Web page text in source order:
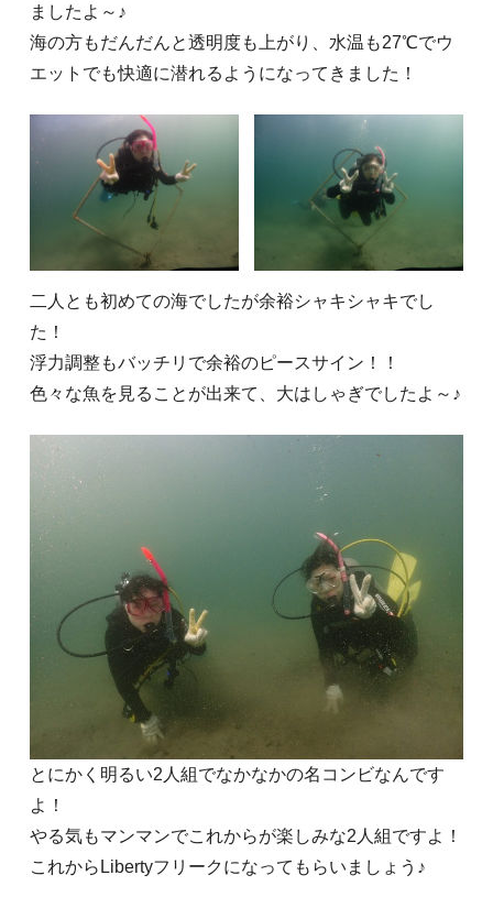
ましたよ～♪
海の方もだんだんと透明度も上がり、水温も27℃でウ
エットでも快適に潜れるようになってきました！
二人とも初めての海でしたが余裕シャキシャキでし
た！
浮力調整もバッチリで余裕のピースサイン！！
色々な魚を見ることが出来て、大はしゃぎでしたよ～♪
とにかく明るい2人組でなかなかの名コンビなんです
よ！
やる気もマンマンでこれからが楽しみな2人組ですよ！
これからLibertyフリークになってもらいましょう♪